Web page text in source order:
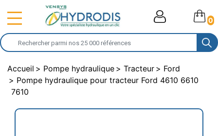
0
Accueil Pompe hydraulique Tracteur
Ford
Pompe hydraulique pour tracteur Ford 4610 6610
7610